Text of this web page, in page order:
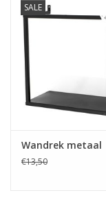
SALE
Wandrek metaal
€13,50